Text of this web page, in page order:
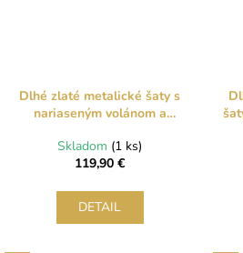
Dlhé zlaté metalické šaty s
nariaseným volánom a
Skladom (1 ks)
119,90 €
DETAIL